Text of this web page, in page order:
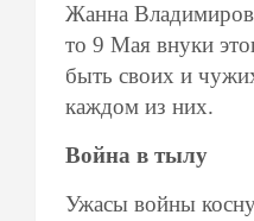
Жанна
то 9 Мая внуки
быть своих и
каждом из них.
Война в тылу
Ужасы войны